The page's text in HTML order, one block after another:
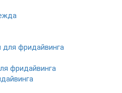
фридайвинга
фридайвинга